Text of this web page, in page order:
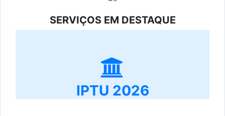
SERVIÇOS EM DESTAQUE
IPTU 2026